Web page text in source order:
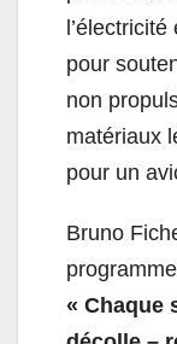
pour
non
matériaux
pour un
Bruno
« Chaque